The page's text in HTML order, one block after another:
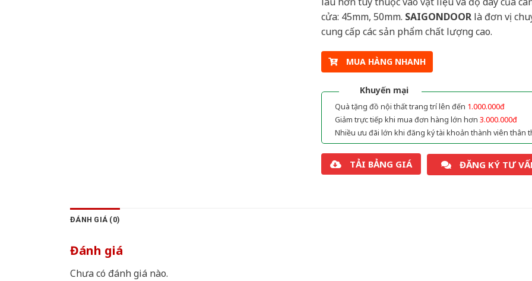
cửa: 45mm, 50mm. SAIGONDOORlà đơn vị
cung cấp các sản phẩm chất lượng cao.
MUA HÀNG NHANH
Khuyến mại
Quà tặng đồ nội thất trang trí lên đến 1.000.000đ
Giảm trực tiếp khi mua đơn hàng lớn hơn 3.000.000đ
Nhiều ưu đãi lớn khi đăng ký tài khoản thành viên thân
TẢI BẢNG GIÁ ĐĂNG KÝ TƯ
ĐÁNH GIÁ (0)
Đánh giá
Chưa có đánh giá nào.